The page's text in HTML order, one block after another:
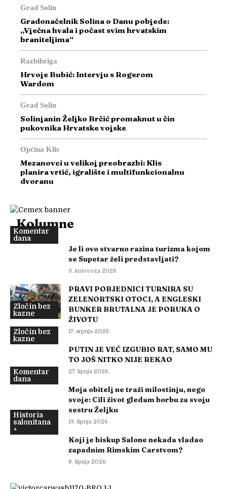
Grad Solin
Gradonačelnik Solina o Danu pobjede:
„Vječna hvala i počast svim hrvatskim
braniteljima“
Razbibriga
Hrvoje Bubić: Intervju s Rogerom
Wardom
Grad Solin
Solinjanin Željko Brčić promaknut u čin
pukovnika Hrvatske vojske
Općina Klis
Mezanovci u velikoj preobrazbi: Klis
planira vrtić, igralište i multifunkcionalnu
dvoranu
Kolumne
Komentar
dana
Je li ovo stvarno razina turizma kojom
se Supetar želi predstavljati?
3. kolovoza 2026.
Zločin bez
kazne
PRAVI POBJEDNICI TURNIRA SU
ZELENORTSKI OTOCI, A ENGLESKI
BUNKER BRUTALNA JE PORUKA O
ŽIVOTU
17. srpnja 2026.
Zločin bez
kazne
PUTIN JE VEĆ IZGUBIO RAT, SAMO MU
TO JOŠ NITKO NIJE REKAO
27. lipnja 2026.
Komentar
dana
Moja obitelj ne traži milostinju, nego
svoje: Cili život gledam borbu za svoju
sestru Željku
13. lipnja 2026.
Historia
salonitana
+
Koji je biskup Salone nekada vladao
zapadnim Rimskim Carstvom?
8. lipnja 2026.